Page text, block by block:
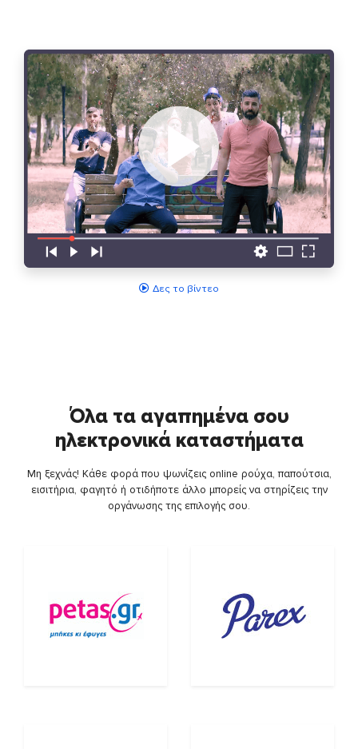
Δες το βίντεο
Όλα τα αγαπημένα σου
ηλεκτρονικά καταστήματα
Μη ξεχνάς! Κάθε φορά που ψωνίζεις online ρούχα, παπούτσια,
εισιτήρια, φαγητό ή οτιδήποτε άλλο μπορείς να στηρίζεις την
οργάνωσης της επιλογής σου.